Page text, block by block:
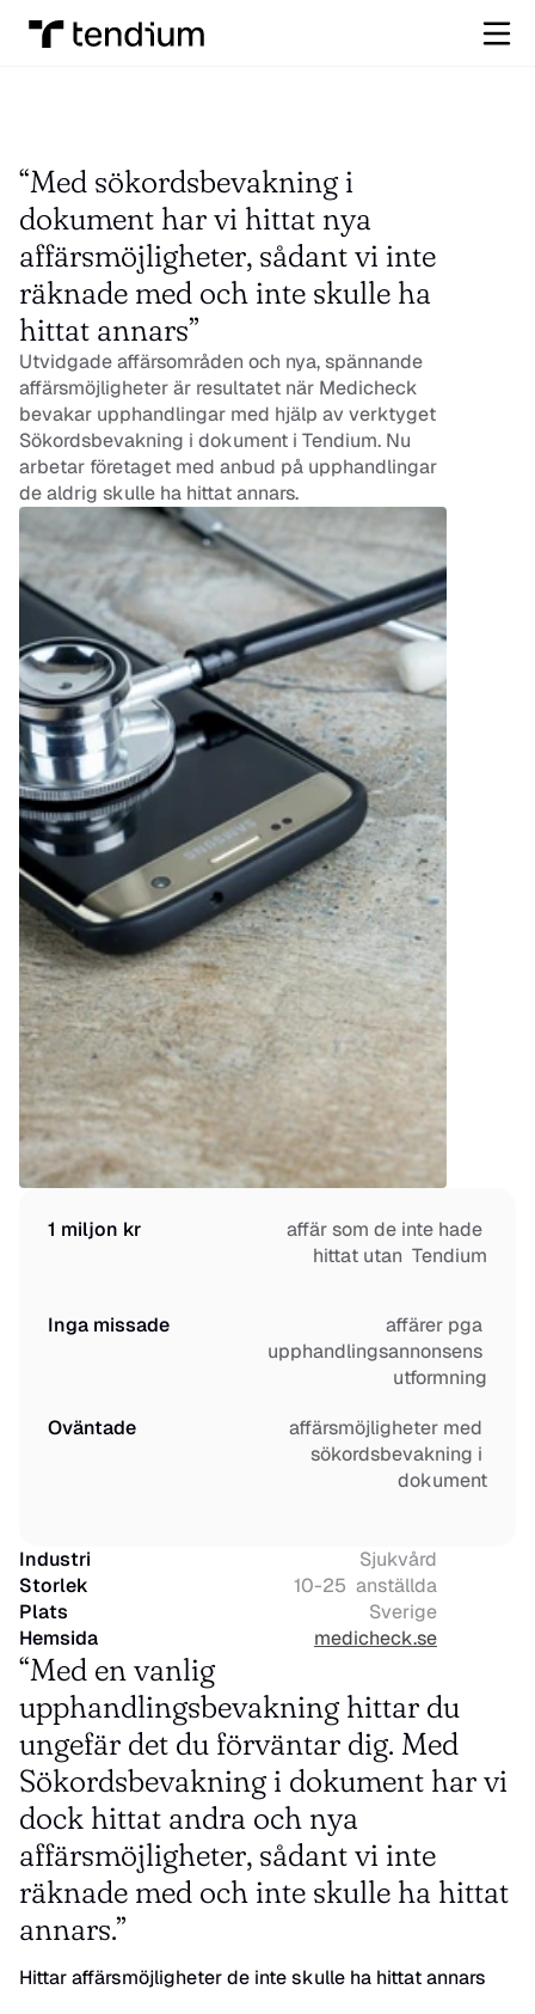
“Med sökordsbevakning i
dokument har vi hittat nya
affärsmöjligheter, sådant vi inte
räknade med och inte skulle ha
hittat annars”
Utvidgade affärsområden och nya, spännande
affärsmöjligheter är resultatet när Medicheck
Sökordsbevakning i dokument i Tendium. Nu
arbetar företaget med anbud på upphandlingar
de aldrig skulle ha hittat annars.
1 miljon kr
affär som de inte hade
hittat utan  Tendium
Inga missade
affärer pga
upphandlingsannonsens
utformning
Oväntade
affärsmöjligheter med
sökordsbevakning i
dokument
“Med en vanlig
upphandlingsbevakning hittar du
ungefär det du förväntar dig. Med
Sökordsbevakning i dokument har vi
dock hittat andra och nya
affärsmöjligheter, sådant vi inte
räknade med och inte skulle ha hittat
annars.”
Hittar affärsmöjligheter de inte skulle ha hittat annars
Industri
Sjukvård
Storlek
10-25  anställda
Plats
Sverige
Hemsida
medicheck.se